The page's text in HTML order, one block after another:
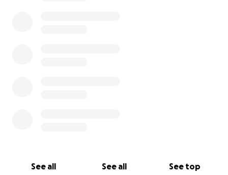
See all See all See top